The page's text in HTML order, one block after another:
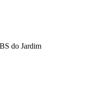
do Jardim